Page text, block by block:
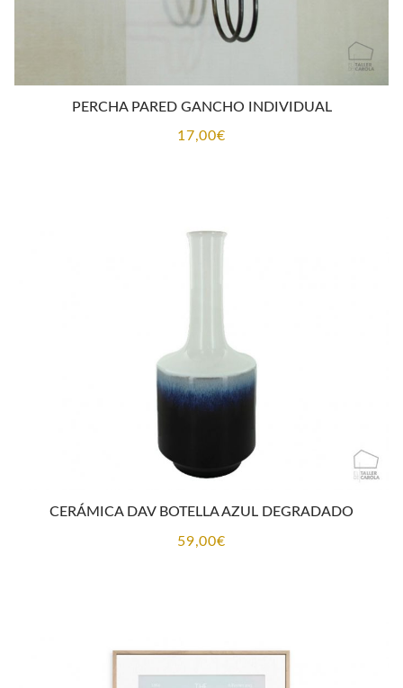
PERCHA PARED GANCHO INDIVIDUAL
17,00€
CERÁMICA DAV BOTELLA AZUL DEGRADADO
59,00€